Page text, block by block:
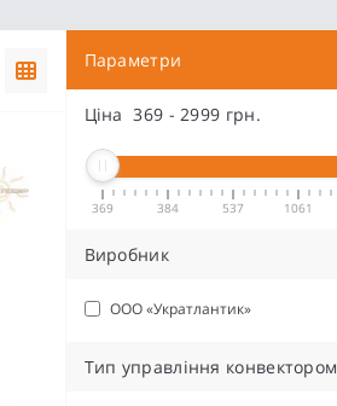
Параметри
Ціна369 -2999 грн.
369 384 537 1061
Виробник
ООО «Укратлантик»
Тип управління конвектором